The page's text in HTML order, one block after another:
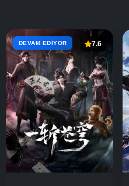
DEVAM EDIYOR 7.6